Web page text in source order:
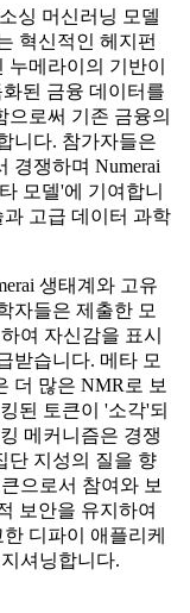
싱 머신러닝 모델
혁신적인 헤지펀
메라이의 기반이
된 금융 데이터를
로써 기존 금융의
니다. 참가자들은
경쟁하며 Numerai
모델'에 기여합니
고급 데이터 과학
생태계와 고유
자들은 제출한 모
여 자신감을 표시
받습니다. 메타 모
더 많은 NMR로 보
된 토큰이 '소각'되
메커니즘은 경쟁
단 지성의 질을 향
으로서 참여와 보
보안을 유지하여
디파이 애플리케
셔닝합니다.